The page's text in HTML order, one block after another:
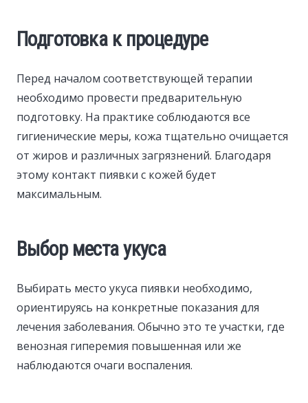
Подготовка к процедуре
Перед началом соответствующей терапии
необходимо провести предварительную
подготовку. На практике соблюдаются все
гигиенические меры, кожа тщательно очищается
от жиров и различных загрязнений. Благодаря
этому контакт пиявки с кожей будет
максимальным.
Выбор места укуса
Выбирать место укуса пиявки необходимо,
ориентируясь на конкретные показания для
лечения заболевания. Обычно это те участки, где
венозная гиперемия повышенная или же
наблюдаются очаги воспаления.